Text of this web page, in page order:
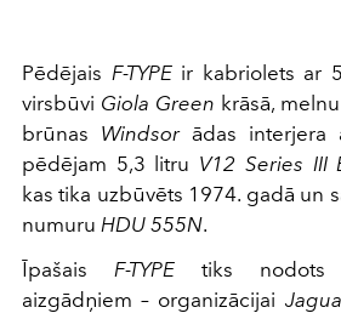
Pēdējais F-TYPEir kabriolets ar
virsbūvi Giola Green krāsā,
brūnas Windsorādas interjera
pēdējam 5,3 litru V12 Series III
kas tika uzbūvēts 1974. gadā un
numuru HDU 555N.
Īpašais F-TYPE tiks nodots
aizgādņiem – organizācijai